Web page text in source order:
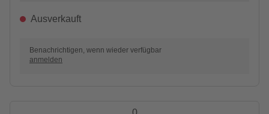
Ausverkauft
Benachrichtigen, wenn wieder verfügbar
anmelden